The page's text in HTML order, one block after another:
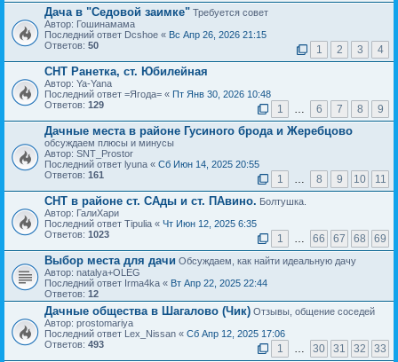
Дача в "Седовой заимке" Требуется совет
Автор: Гошинамама
Последний ответ Dcshoe « Вс Апр 26, 2026 21:15
Ответов: 50 1 2 3 4
СНТ Ранетка, ст. Юбилейная
Автор: Ya-Yana
Последний ответ =Ягода= « Пт Янв 30, 2026 10:48
Ответов: 129 1 … 6 7 8 9
Дачные места в районе Гусиного брода и Жеребцово
обсуждаем плюсы и минусы
Автор: SNT_Prostor
Последний ответ lyuna « Сб Июн 14, 2025 20:55
Ответов: 161 1 … 8 9 10 11
СНТ в районе ст. САды и ст. ПАвино. Болтушка.
Автор: ГалиХари
Последний ответ Tipulia « Чт Июн 12, 2025 6:35
Ответов: 1023 1 … 66 67 68 69
Выбор места для дачи Обсуждаем, как найти идеальную дачу
Автор: natalya+OLEG
Последний ответ Irma4ka « Вт Апр 22, 2025 22:44
Ответов: 12
Дачные общества в Шагалово (Чик) Отзывы, общение соседей
Автор: prostomariya
Последний ответ Lex_Nissan « Сб Апр 12, 2025 17:06
Ответов: 493 1 … 30 31 32 33